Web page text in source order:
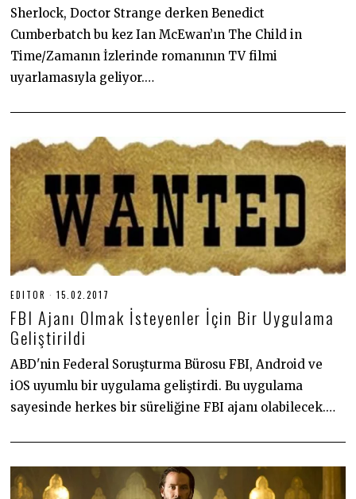
2
0
2
0
Sherlock, Doctor Strange derken Benedict
Cumberbatch bu kez Ian McEwan’ın The Child in
Time/Zamanın İzlerinde romanının TV filmi
uyarlamasıyla geliyor.…
EDITOR 15.02.2017
.
2
2
0
FBI Ajanı Olmak İsteyenler İçin Bir Uygulama
Geliştirildi
ABD'nin Federal Soruşturma Bürosu FBI, Android ve
iOS uyumlu bir uygulama geliştirdi. Bu uygulama
sayesinde herkes bir süreliğine FBI ajanı olabilecek.…